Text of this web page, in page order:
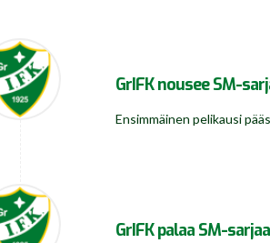
GrIFK nousee SM-
Ensimmäinen pelikausi
GrIFK palaa SM-